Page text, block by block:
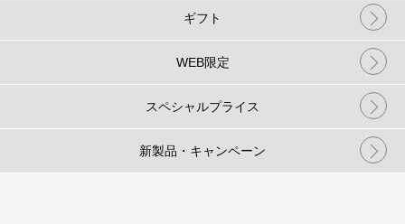
ギフト
WEB限定
スペシャルプライス
新製品・キャンペーン